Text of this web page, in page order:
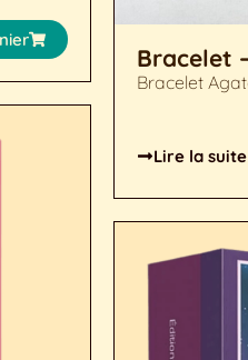
Bracelet
Bracelet
Lire la suite